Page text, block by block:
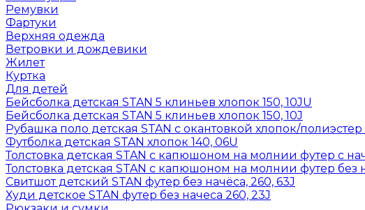
Ремувки
Фартуки
Верхняя одежда
Ветровки и дождевики
Жилет
Куртка
Для детей
Бейсболка детская STAN 5 клиньев хлопок 150, 10JU
Бейсболка детская STAN 5 клиньев хлопок 150, 10J
Рубашка поло детская STAN с окантовкой хлопок/полиэстер
Футболка детская STAN хлопок 140, 06U
Толстовка детская STAN с капюшоном на молнии футер с
Толстовка детская STAN с капюшоном на молнии футер без
Свитшот детский STAN футер без начёса, 260, 63J
Худи детское STAN футер без начеса 260, 23J